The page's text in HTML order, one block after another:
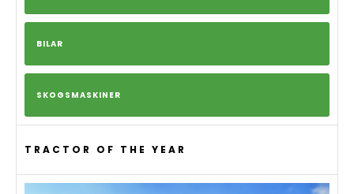
BILAR
SKOGSMASKINER
TRACTOR OF THE YEAR